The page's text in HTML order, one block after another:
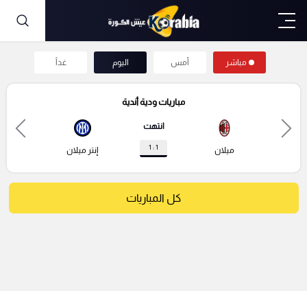
مباشر أمس اليوم غداً
مباريات ودية أندية
ميلان
انتهت
1 : 1 إنتر ميلان
كل المباريات